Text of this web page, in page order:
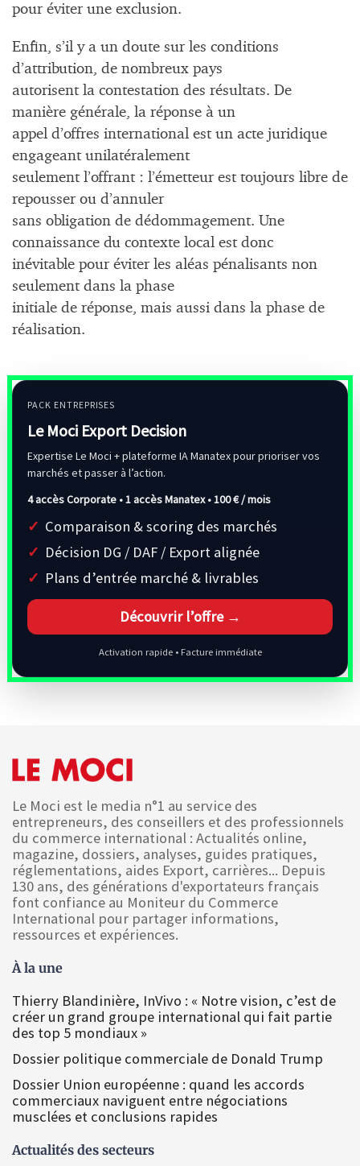
pour éviter une exclusion.
Enfin, s’il y a un doute sur les conditions
d’attribution, de nombreux pays
autorisent la contestation des résultats. De
manière générale, la réponse à un
appel d’offres international est un acte juridique
engageant unilatéralement
seulement l’offrant : l’émetteur est toujours libre de
repousser ou d’annuler
sans obligation de dédommagement. Une
connaissance du contexte local est donc
inévitable pour éviter les aléas pénalisants non
seulement dans la phase
initiale de réponse, mais aussi dans la phase de
réalisation.
PACK ENTREPRISES
Le Moci Export Decision
Expertise Le Moci + plateforme IA Manatex pour prioriser vos
marchés et passer à l’action.
4 accès Corporate • 1 accès Manatex •100 € / mois
Comparaison & scoring des marchés
Décision DG / DAF / Export alignée
Plans d’entrée marché & livrables
Découvrir l’offre →
Activation rapide • Facture immédiate
Le Moci est le media n°1 au service des
entrepreneurs, des conseillers et des professionnels
du commerce international : Actualités online,
magazine, dossiers, analyses, guides pratiques,
réglementations, aides Export, carrières... Depuis
130 ans, des générations d'exportateurs français
font confiance au Moniteur du Commerce
International pour partager informations,
ressources et expériences.
À la une
Thierry Blandinière, InVivo : « Notre vision, c’est de
créer un grand groupe international qui fait partie
des top 5 mondiaux »
Dossier politique commerciale de Donald Trump
Dossier Union européenne : quand les accords
commerciaux naviguent entre négociations
musclées et conclusions rapides
Actualités des secteurs